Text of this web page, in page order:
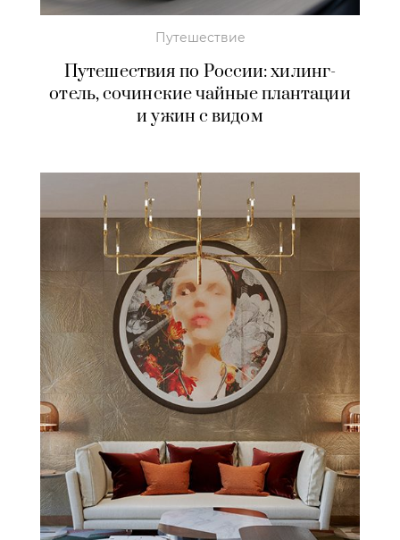
Путешествие
Путешествия по России: хилинг-
отель, сочинские чайные плантации
и ужин с видом